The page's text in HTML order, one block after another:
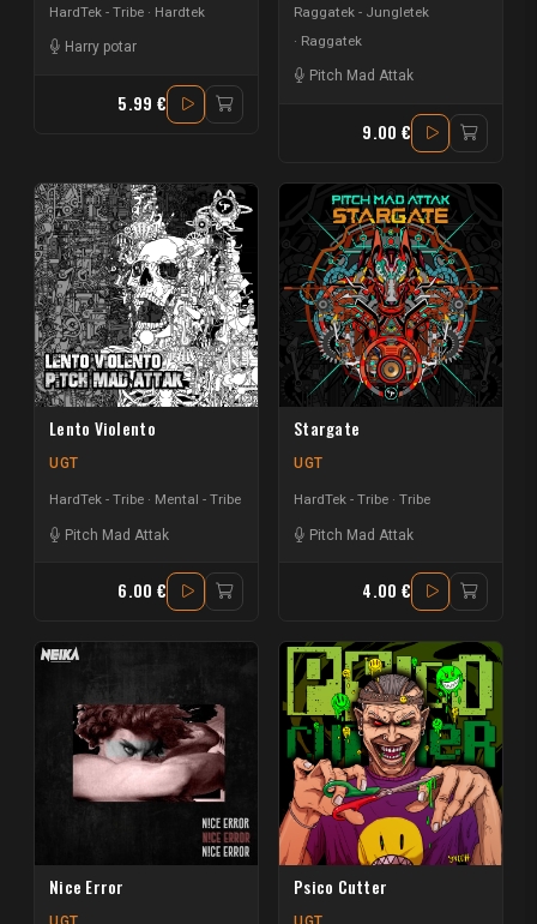
HardTek - Tribe Hardtek
Harry potar
5.99 €
Raggatek - Jungletek
Raggatek
Pitch Mad Attak
9.00 €
Lento Violento
UGT
HardTek - Tribe Mental - Tribe
Pitch Mad Attak
6.00 €
Stargate
UGT
HardTek - Tribe Tribe
Pitch Mad Attak
4.00 €
Nice Error Psico Cutter